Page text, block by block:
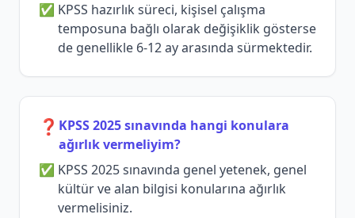
KPSS hazırlık süreci, kişisel çalışma
temposuna bağlı olarak değişiklik gösterse
de genellikle 6-12 ay arasında sürmektedir.
❓ KPSS 2025 sınavında hangi konulara
ağırlık vermeliyim?
KPSS 2025 sınavında genel yetenek, genel
kültür ve alan bilgisi konularına ağırlık
vermelisiniz.